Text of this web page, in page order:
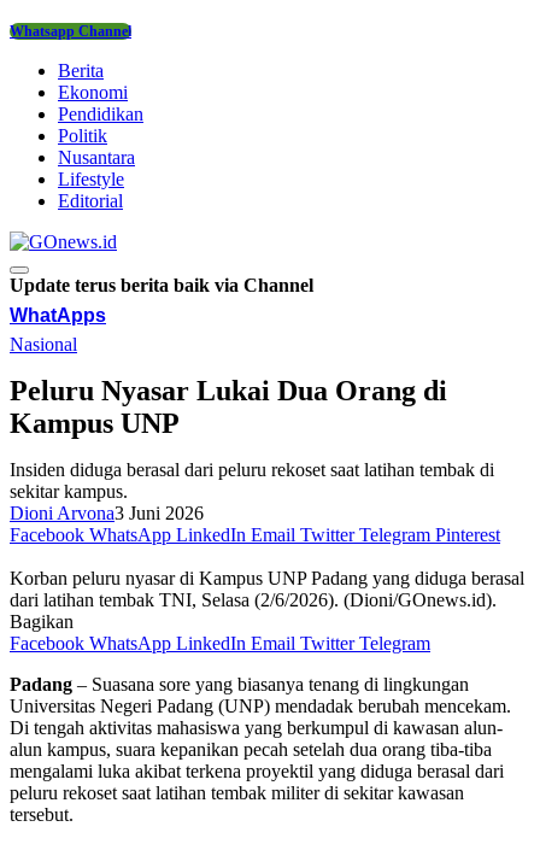
Whatsapp Channel
Berita
Ekonomi
Pendidikan
Politik
Nusantara
Lifestyle
Editorial
Update terus berita baik via Channel
WhatApps
Nasional
Peluru Nyasar Lukai Dua Orang di
Kampus UNP
Insiden diduga berasal dari peluru rekoset saat latihan tembak di
sekitar kampus.
Dioni Arvona3 Juni 2026
Facebook WhatsApp LinkedIn Email Twitter Telegram Pinterest
Korban peluru nyasar di Kampus UNP Padang yang diduga berasal
dari latihan tembak TNI, Selasa (2/6/2026). (Dioni/GOnews.id).
Bagikan
Facebook WhatsApp LinkedIn Email Twitter Telegram
Padang – Suasana sore yang biasanya tenang di lingkungan
Universitas Negeri Padang (UNP) mendadak berubah mencekam.
Di tengah aktivitas mahasiswa yang berkumpul di kawasan alun-
alun kampus, suara kepanikan pecah setelah dua orang tiba-tiba
mengalami luka akibat terkena proyektil yang diduga berasal dari
peluru rekoset saat latihan tembak militer di sekitar kawasan
tersebut.